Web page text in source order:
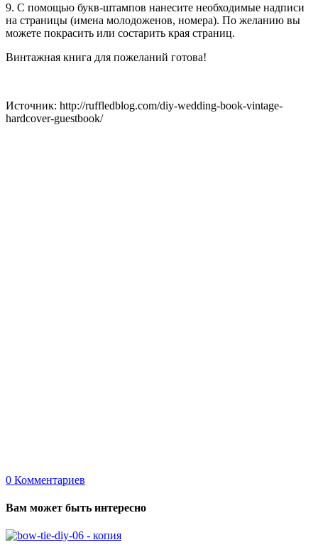
9. С помощью букв-штампов нанесите необходимые надписи
на страницы (имена молодоженов, номера). По желанию вы
можете покрасить или состарить края страниц.
Винтажная книга для пожеланий готова!
Источник: http://ruffledblog.com/diy-wedding-book-vintage-
hardcover-guestbook/
0 Комментариев
Вам может быть интересно